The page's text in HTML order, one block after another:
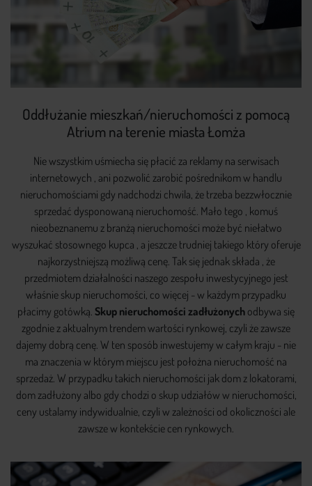
Oddłużanie mieszkań/nieruchomości z pomocą
Atrium na terenie miasta Łomża
Nie wszystkim uśmiecha się płacić za reklamy na serwisach
internetowych , ani pozwolić zarobić pośrednikom w handlu
nieruchomościami gdy nadchodzi chwila, że trzeba bezzwłocznie
sprzedać dysponowaną nieruchomość. Mało tego , komuś
nieobeznanemu z branżą nieruchomości może być niełatwo
wyszukać stosownego kupca , a jeszcze trudniej takiego który oferuje
najkorzystniejszą możliwą cenę. Tak się jednak składa , że
przedmiotem działalności naszego zespołu inwestycyjnego jest
właśnie skup nieruchomości, co więcej - w każdym przypadku
płacimy gotówką. Skup nieruchomości zadłużonych odbywa się
zgodnie z aktualnym trendem wartości rynkowej, czyli że zawsze
dajemy dobrą cenę. W ten sposób inwestujemy w całym kraju - nie
ma znaczenia w którym miejscu jest położna nieruchomość na
sprzedaż. W przypadku takich nieruchomości jak dom z lokatorami,
dom zadłużony albo gdy chodzi o skup udziałów w nieruchomości,
ceny ustalamy indywidualnie, czyli w zależności od okoliczności ale
zawsze w kontekście cen rynkowych.